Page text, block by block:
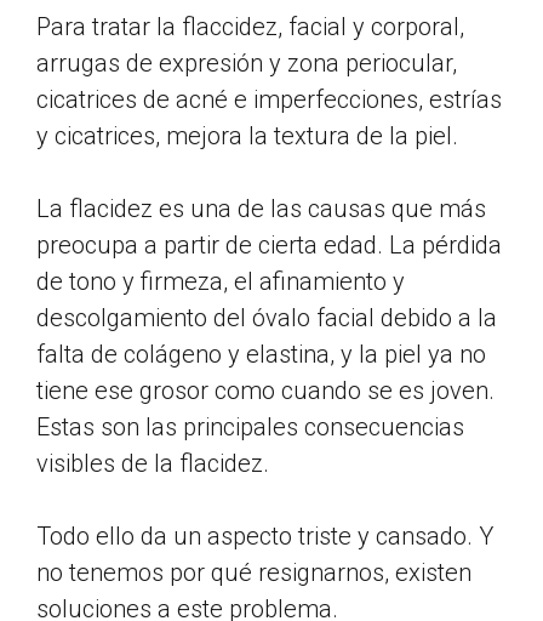
Para tratar la flaccidez, facial y corporal,
arrugas de expresión y zona periocular,
cicatrices de acné e imperfecciones, estrías
y cicatrices, mejora la textura de la piel.
La flacidez es una de las causas que más
preocupa a partir de cierta edad. La pérdida
de tono y firmeza, el afinamiento y
descolgamiento del óvalo facial debido a la
falta de colágeno y elastina, y la piel ya no
tiene ese grosor como cuando se es joven.
Estas son las principales consecuencias
visibles de la flacidez.
Todo ello da un aspecto triste y cansado. Y
no tenemos por qué resignarnos, existen
soluciones a este problema.